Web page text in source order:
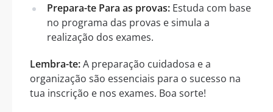
Prepara-te Para as provas: Estuda com base
no programa das provas e simula a
realização dos exames.
Lembra-te:A preparação cuidadosa e a
organização são essenciais para o sucesso na
tua inscrição e nos exames. Boa sorte!